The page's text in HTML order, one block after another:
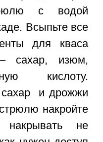
с водой
Всыпьте все
для кваса
сахар, изюм,
кислоту.
и дрожжи
накройте
не